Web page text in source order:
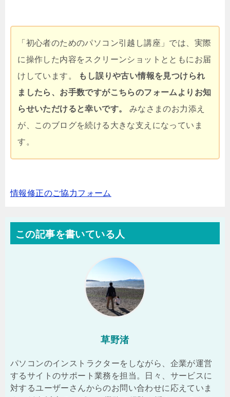
「初心者のためのパソコン引越し講座」では、実際
に操作した内容をスクリーンショットとともにお届
けしています。
もし誤りや古い情報を見つけられ
ましたら、お手数ですがこちらのフォームよりお知
らせいただけると幸いです。
みなさまのお力添え
が、このブログを続ける大きな支えになっていま
す。
情報修正のご協力フォーム
この記事を書いている人
草野渚
パソコンのインストラクターをしながら、企業が運営
するサイトのサポート業務を担当。日々、サービスに
対するユーザーさんからのお問い合わせに応えていま